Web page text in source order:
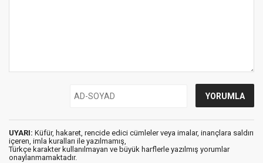
UYARI: Küfür, hakaret, rencide edici cümleler veya imalar, inançlara saldırı
içeren, imla kuralları ile yazılmamış,
Türkçe karakter kullanılmayan ve büyük harflerle yazılmış yorumlar
onaylanmamaktadır.